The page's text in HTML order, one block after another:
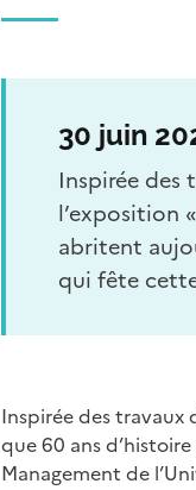
30 juin
Inspirée des
l’exposition
abritent
qui fête
Inspirée des travaux
que 60 ans
Management de